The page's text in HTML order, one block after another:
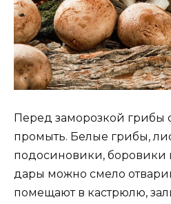
Перед заморозкой грибы
промыть. Белые грибы,
подосиновики, боровики
дары можно смело
помещают в кастрюлю,